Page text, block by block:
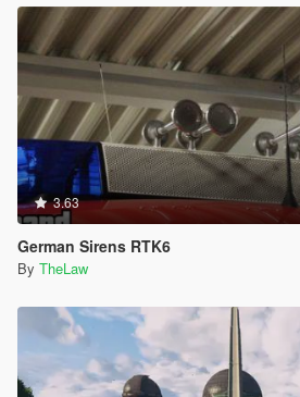
3.63
German Sirens RTK6
By TheLaw